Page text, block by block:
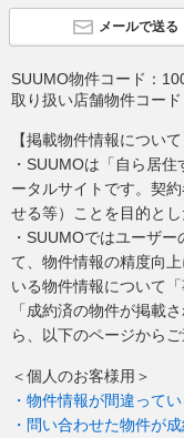
メールで送る
SUUMO物件コード：
取り扱い店舗物件コード
【掲載物件情報について
・SUUMOは「自ら居
ータルサイトです。契
せる等）ことを目的と
・SUUMOではユーザ
て、物件情報の精度向
いる物件情報について
「成約済の物件が掲載
ら、以下のページから
＜個人のお客様用＞
・物件情報が間違って
・問い合わせた物件が